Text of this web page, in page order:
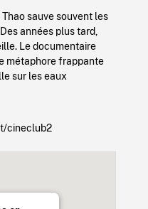
sauve souvent les
années plus tard,
Le documentaire
métaphore frappante
sur les eaux
cineclub2